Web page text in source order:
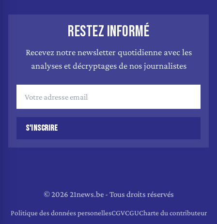
RESTEZ INFORMÉ
Recevez notre newsletter quotidienne avec les
analyses et décryptages de nos journalistes
S'INSCRIRE
© 2026 21news.be - Tous droits réservés
Politique des données personellesCGVCGUCharte du contributeur